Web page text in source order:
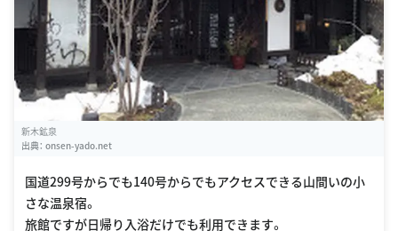
新木鉱泉
出典： onsen-yado.net
国道299号からでも140号からでもアクセスできる山間いの小
さな温泉宿。
旅館ですが日帰り入浴だけでも利用できます。